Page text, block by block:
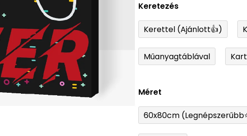
Keretezés
Kerettel (Ajánlott👍)
Műanyagtáblával
Méret
60x80cm